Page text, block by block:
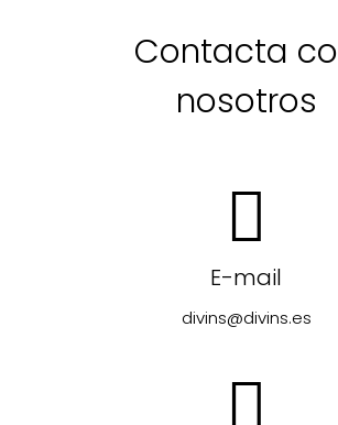
Contacta
nosotros
E-mail
divins@divins.es